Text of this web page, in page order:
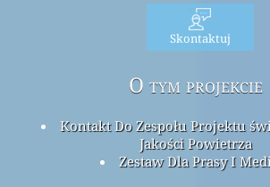
Skontaktuj
O tym projekcie
Kontakt Do Zespołu Projektu
Jakości Powietrza
Zestaw Dla Prasy I